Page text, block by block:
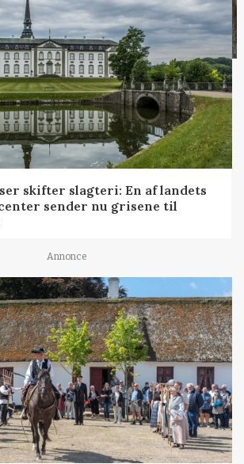
skifter slagteri: En af landets
sender nu grisene til
Annonce